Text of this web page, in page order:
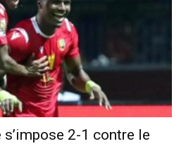
2-1 contre le